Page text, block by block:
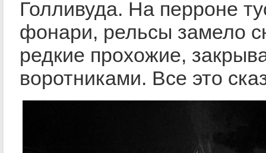
Голливуда. На перроне
фонари, рельсы замело
редкие прохожие,
воротниками. Все это